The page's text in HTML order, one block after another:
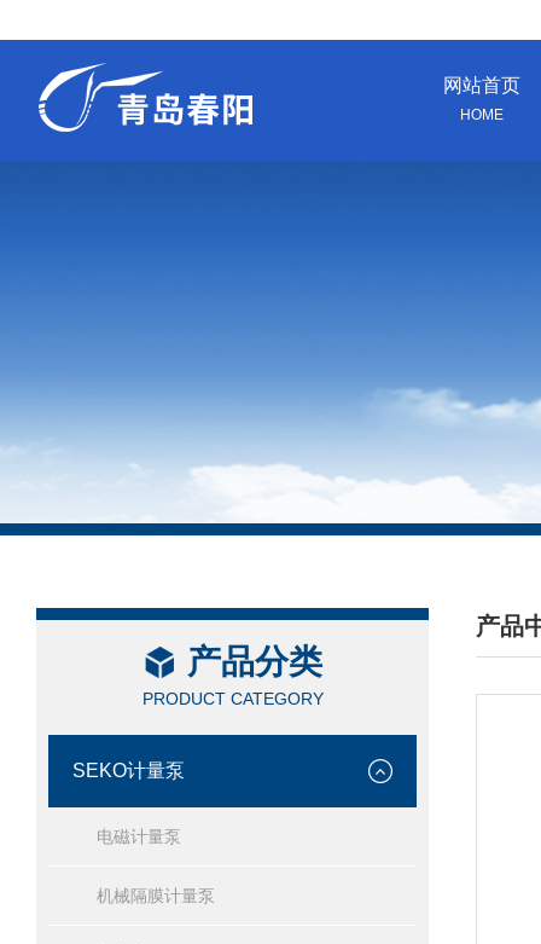
网站首页
HOME
产品分类
PRODUCT CATEGORY
SEKO计量泵
电磁计量泵
机械隔膜计量泵
产品
/